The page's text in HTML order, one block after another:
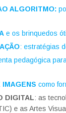
ALGORITMO:
e os brinquedos
: estratégias
pedagógica
IMAGENS como
DIGITAL: as
e as Artes